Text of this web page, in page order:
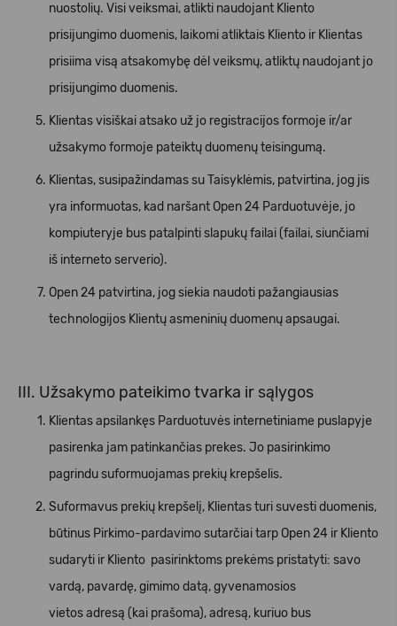
nuostolių. Visi veiksmai, atlikti naudojant Kliento
prisijungimo duomenis, laikomi atliktais Kliento ir Klientas
prisiima visą atsakomybę dėl veiksmų, atliktų naudojant jo
prisijungimo duomenis.
Klientas visiškai atsako už jo registracijos formoje ir/ar
užsakymo formoje pateiktų duomenų teisingumą.
Klientas, susipažindamas su Taisyklėmis, patvirtina, jog jis
yra informuotas, kad naršant Open 24 Parduotuvėje, jo
kompiuteryje bus patalpinti slapukų failai (failai, siunčiami
iš interneto serverio).
Open 24 patvirtina, jog siekia naudoti pažangiausias
technologijos Klientų asmeninių duomenų apsaugai.
III. Užsakymo pateikimo tvarka ir sąlygos
Klientas apsilankęs Parduotuvės internetiniame puslapyje
pasirenka jam patinkančias prekes. Jo pasirinkimo
pagrindu suformuojamas prekių krepšelis.
Suformavus prekių krepšelį, Klientas turi suvesti duomenis,
būtinus Pirkimo-pardavimo sutarčiai tarp Open 24 ir Kliento
sudaryti ir Kliento pasirinktoms prekėms pristatyti: savo
vardą, pavardę, gimimo datą, gyvenamosios
vietos adresą (kai prašoma), adresą, kuriuo bus